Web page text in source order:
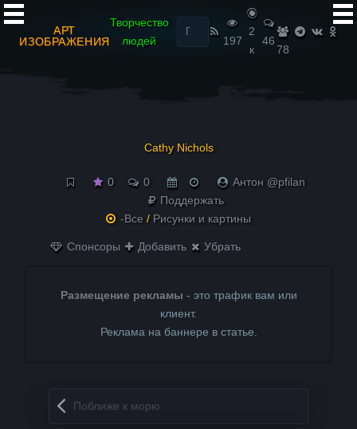
АРТ
ИЗОБРАЖЕНИЯ
Творчество
людей
Найти:
197
2
к
46
78
Cathy Nichols
0 0
Антон @pfilan
Поддержать
-Все / Рисунки и картины
Спонсоры Добавить Убрать
Размещение рекламы - это трафик вам или
клиент.
Реклама на баннере в статье.
Запись навигация
Поближе к морю